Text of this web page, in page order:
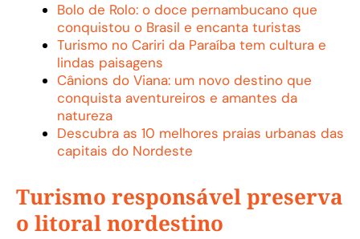
Bolo de Rolo: o doce pernambucano que
conquistou o Brasil e encanta turistas
Turismo no Cariri da Paraíba tem cultura e
lindas paisagens
Cânions do Viana: um novo destino que
conquista aventureiros e amantes da
natureza
Descubra as 10 melhores praias urbanas das
capitais do Nordeste
Turismo responsável preserva
o litoral nordestino